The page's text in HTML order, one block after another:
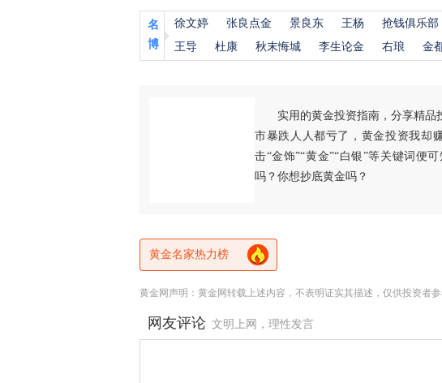
名
博
徐文婷 张良点金 景良东 王杨 抢钱俱乐部
王导
杜康 秋末悔城 李生论金 右琅 金
实用的黄金投资指南，分享精
市暴跌人人都亏了，黄金投资我却
击“金饰”“黄金”“白银”等关键词便
吗？你想抄底黄金吗？
黄金名家热力榜
黄金网声明：黄金网转载上述内容，不表明证实其描述，仅供投资者
网友评论 文明上网，理性发言